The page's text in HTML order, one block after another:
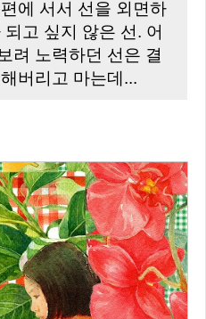
에 서서 선을 외면하
고 싶지 않은 선. 어
려 노력하던 선은 결
버리고 마는데...